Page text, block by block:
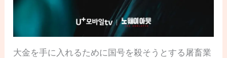
大金を手に入れるために国号を殺そうとする屠畜業